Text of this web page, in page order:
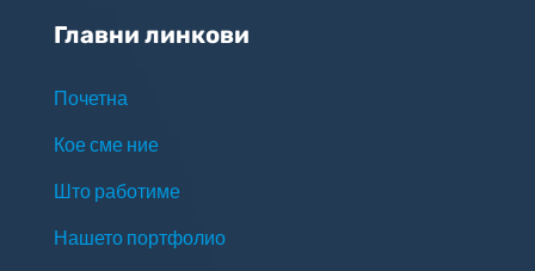
Главни линкови
Почетна
Кое сме ние
Што работиме
Нашето портфолио